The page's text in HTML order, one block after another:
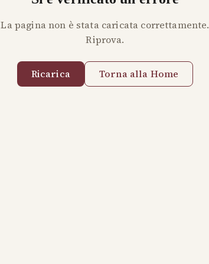
La pagina non è stata caricata correttamente.
Riprova.
Ricarica Torna alla Home